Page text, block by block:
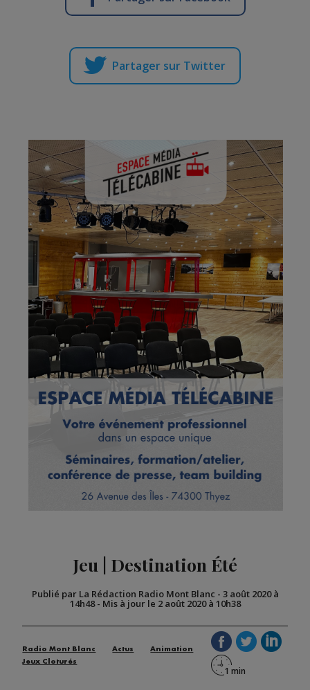
Partager sur Twitter
Jeu | Destination Été
Publié par La Rédaction Radio Mont Blanc - 3 août 2020 à
14h48- Mis à jour le 2 août 2020 à 10h38
Radio Mont Blanc Actus
Animation
Jeux Cloturés